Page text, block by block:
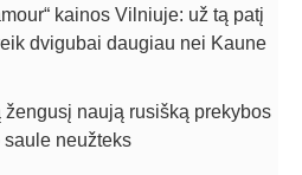
kainos Vilniuje: už tą patį
dvigubai daugiau nei Kaune
žengusį naują rusišką prekybos
neužteks